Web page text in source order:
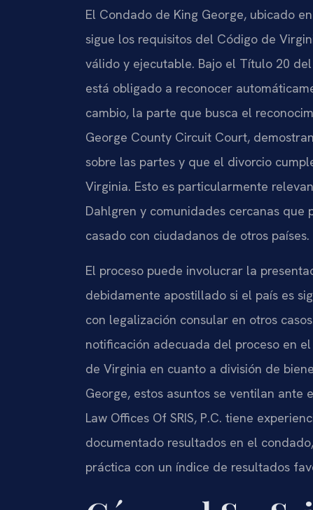
El Condado de King George, ubicado
sigue los requisitos del Código de
válido y ejecutable. Bajo el Título 20
está obligado a reconocer
cambio, la parte que busca el
George County Circuit Court,
sobre las partes y que el divorcio
Virginia. Esto es particularmente
Dahlgren y comunidades cercanas
casado con ciudadanos de otros países.
El proceso puede involucrar la
debidamente apostillado si el país es
con legalización consular en otros
notificación adecuada del proceso en
de Virginia en cuanto a división de
George, estos asuntos se ventilan
Law Offices Of SRIS, P.C. tiene
documentado resultados en el
práctica con un índice de resultados